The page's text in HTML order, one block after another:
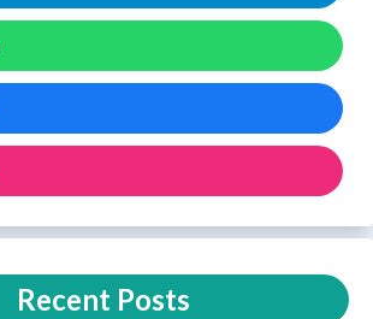
Recent Posts